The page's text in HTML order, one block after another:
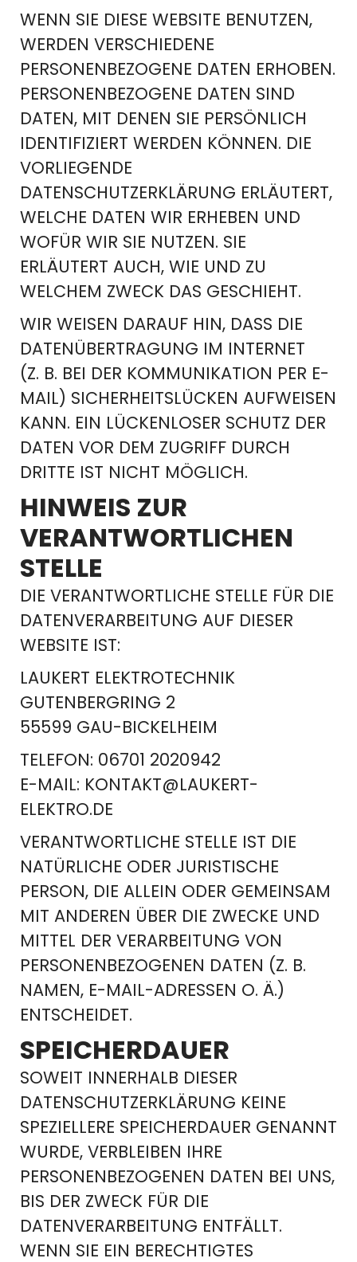
WENN SIE DIESE WEBSITE BENUTZEN,
WERDEN VERSCHIEDENE
PERSONENBEZOGENE DATEN ERHOBEN.
PERSONENBEZOGENE DATEN SIND
DATEN, MIT DENEN SIE PERSÖNLICH
IDENTIFIZIERT WERDEN KÖNNEN. DIE
VORLIEGENDE
DATENSCHUTZERKLÄRUNG ERLÄUTERT,
WELCHE DATEN WIR ERHEBEN UND
WOFÜR WIR SIE NUTZEN. SIE
ERLÄUTERT AUCH, WIE UND ZU
WELCHEM ZWECK DAS GESCHIEHT.
WIR WEISEN DARAUF HIN, DASS DIE
DATENÜBERTRAGUNG IM INTERNET
(Z. B. BEI DER KOMMUNIKATION PER E-
MAIL) SICHERHEITSLÜCKEN AUFWEISEN
KANN. EIN LÜCKENLOSER SCHUTZ DER
DATEN VOR DEM ZUGRIFF DURCH
DRITTE IST NICHT MÖGLICH.
HINWEIS ZUR
VERANTWORTLICHEN
STELLE
DIE VERANTWORTLICHE STELLE FÜR DIE
DATENVERARBEITUNG AUF DIESER
WEBSITE IST:
LAUKERT ELEKTROTECHNIK
GUTENBERGRING 2
55599 GAU-BICKELHEIM
TELEFON: 06701 2020942
E-MAIL: KONTAKT@LAUKERT-
ELEKTRO.DE
VERANTWORTLICHE STELLE IST DIE
NATÜRLICHE ODER JURISTISCHE
PERSON, DIE ALLEIN ODER GEMEINSAM
MIT ANDEREN ÜBER DIE ZWECKE UND
MITTEL DER VERARBEITUNG VON
PERSONENBEZOGENEN DATEN (Z. B.
NAMEN, E-MAIL-ADRESSEN O. Ä.)
ENTSCHEIDET.
SPEICHERDAUER
SOWEIT INNERHALB DIESER
DATENSCHUTZERKLÄRUNG KEINE
SPEZIELLERE SPEICHERDAUER GENANNT
WURDE, VERBLEIBEN IHRE
PERSONENBEZOGENEN DATEN BEI UNS,
BIS DER ZWECK FÜR DIE
DATENVERARBEITUNG ENTFÄLLT.
WENN SIE EIN BERECHTIGTES